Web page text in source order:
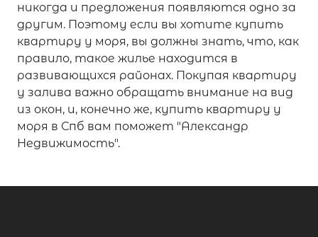
никогда и предложения появляются одно за
другим. Поэтому если вы хотите купить
квартиру у моря, вы должны знать, что, как
правило, такое жилье находится в
развивающихся районах. Покупая квартиру
у залива важно обращать внимание на вид
из окон, и, конечно же, купить квартиру у
моря в Спб вам поможет "Александр
Недвижимость".